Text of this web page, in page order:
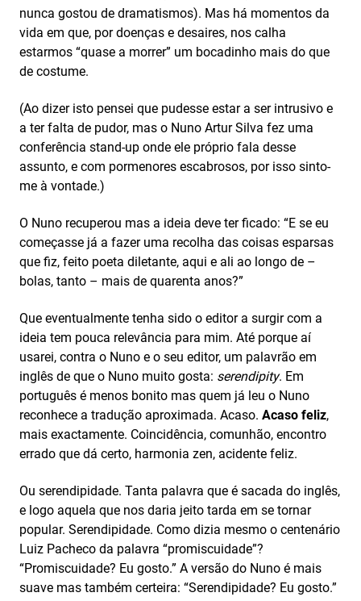
nunca gostou de dramatismos). Mas há momentos da
vida em que, por doenças e desaires, nos calha
estarmos “quase a morrer” um bocadinho mais do que
de costume.
(Ao dizer isto pensei que pudesse estar a ser intrusivo e
a ter falta de pudor, mas o Nuno Artur Silva fez uma
conferência stand-up onde ele próprio fala desse
assunto, e com pormenores escabrosos, por isso sinto-
me à vontade.)
O Nuno recuperou mas a ideia deve ter ficado: “E se eu
começasse já a fazer uma recolha das coisas esparsas
que fiz, feito poeta diletante, aqui e ali ao longo de –
bolas, tanto – mais de quarenta anos?”
Que eventualmente tenha sido o editor a surgir com a
ideia tem pouca relevância para mim. Até porque aí
usarei, contra o Nuno e o seu editor, um palavrão em
inglês de que o Nuno muito gosta: serendipity. Em
português é menos bonito mas quem já leu o Nuno
reconhece a tradução aproximada. Acaso. Acaso feliz,
mais exactamente. Coincidência, comunhão, encontro
errado que dá certo, harmonia zen, acidente feliz.
Ou serendipidade. Tanta palavra que é sacada do inglês,
e logo aquela que nos daria jeito tarda em se tornar
popular. Serendipidade. Como dizia mesmo o centenário
Luiz Pacheco da palavra “promiscuidade”?
“Promiscuidade? Eu gosto.” A versão do Nuno é mais
suave mas também certeira: “Serendipidade? Eu gosto.”